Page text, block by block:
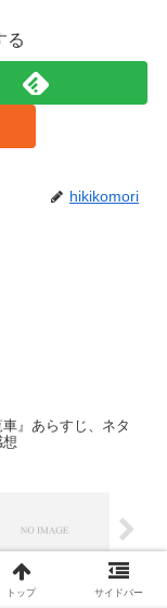
る
hikikomori
』あらすじ、ネタ
トップ サイドバー